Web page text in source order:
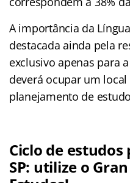
A importância da
destacada ainda pela
exclusivo apenas para
deverá ocupar um
planejamento de
Ciclo de estudos
SP: utilize o